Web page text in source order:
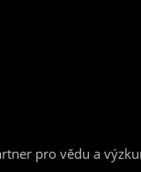
pro vědu a